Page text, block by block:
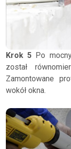
Krok 5 Po
został
Zamontowane
wokół okna.